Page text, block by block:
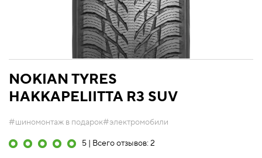
NOKIAN TYRES
HAKKAPELIITTA R3 SUV
#шиномонтаж в подарок#электромобили
5 | Всего отзывов: 2